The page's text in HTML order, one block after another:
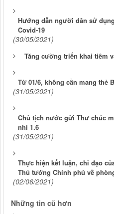
Hướng dẫn người dân sử
Covid-19
(30/05/2021)
Tăng cường triển khai tiêm
Từ 01/6, không cần mang thẻ
(31/05/2021)
Chủ tịch nước gửi Thư chúc
nhi 1.6
(31/05/2021)
Thực hiện kết luận, chỉ đạo
Thủ tướng Chính phủ về
(02/06/2021)
Những tin cũ hơn